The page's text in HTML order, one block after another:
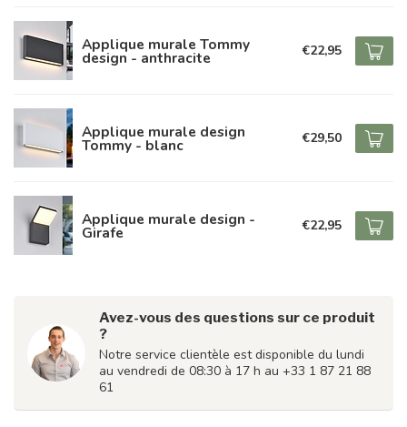
Applique murale Tommy
design - anthracite €22,95
Applique murale design
Tommy - blanc €29,50
Applique murale design -
Girafe €22,95
Avez-vous des questions sur ce produit
?
Notre service clientèle est disponible du lundi
au vendredi de 08:30 à 17 h au +33 1 87 21 88
61